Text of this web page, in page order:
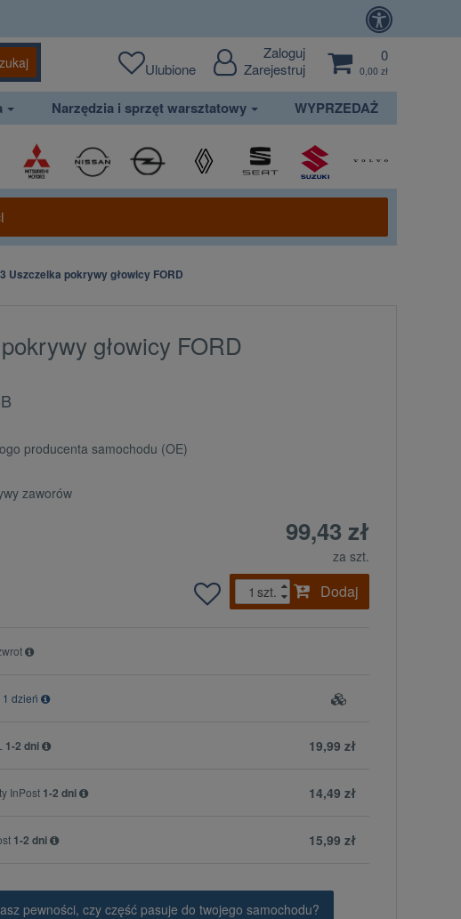
Ulubione
Zaloguj
Zarejestruj
0
0,00 zł
Narzędzia i sprzęt warsztatowy WYPRZEDAŻ
Uszczelka pokrywy głowicy FORD
głowicy FORD
producenta samochodu (OE)
zaworów
99,43 zł
za szt.
szt.
Dodaj
1 dzień
19,99 zł
1-2 dni
14,49 zł
InPost 1-2 dni
15,99 zł
1-2 dni
pewności, czy część pasuje do twojego samochodu?